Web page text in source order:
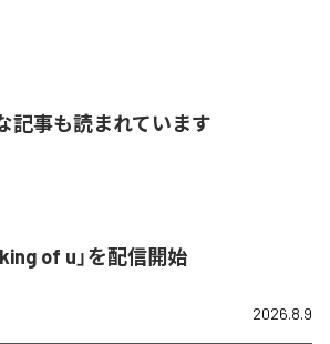
記事も読まれています
of u」を配信開始
2026.8.9